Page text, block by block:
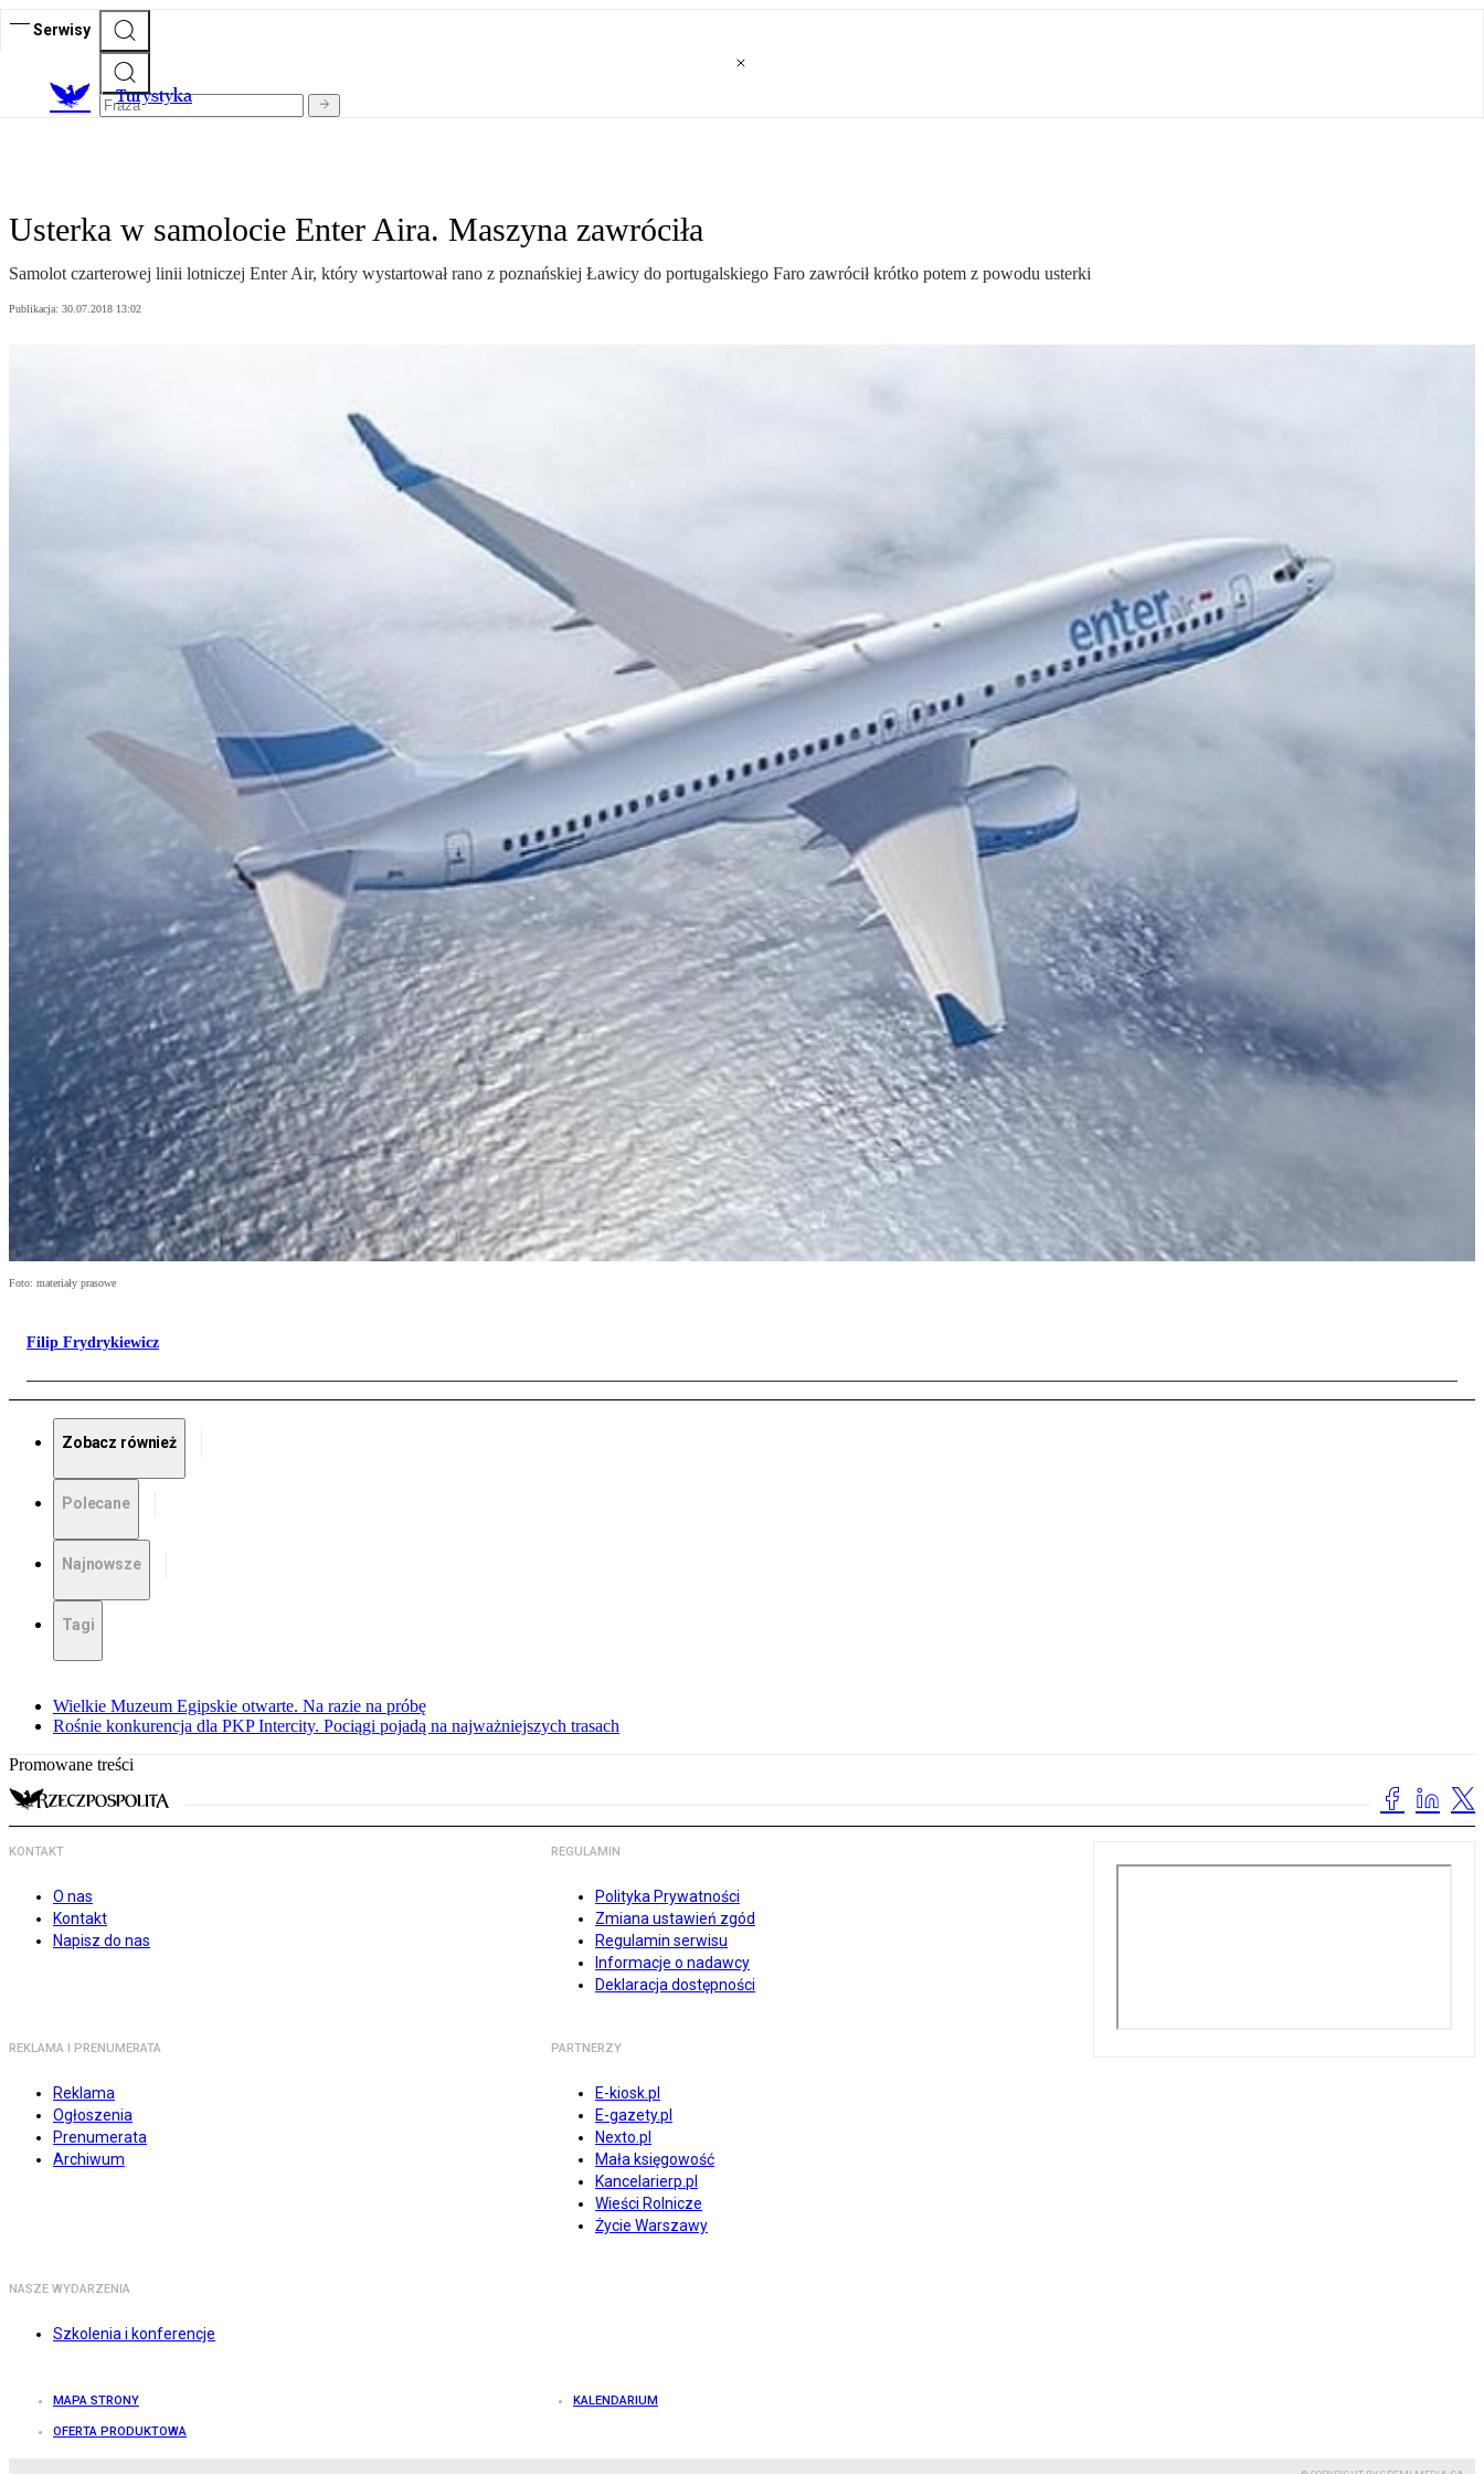
Serwisy
Turystyka
Usterka w samolocie Enter Aira. Maszyna zawróciła
Samolot czarterowej linii lotniczej Enter Air, który wystartował rano z poznańskiej Ławicy do portugalskiego Faro zawrócił krótko potem z powodu usterki
Publikacja: 30.07.2018 13:02
Foto: materiały prasowe
Filip Frydrykiewicz
Zobacz również
Polecane
Najnowsze
Tagi
Wielkie Muzeum Egipskie otwarte. Na razie na próbę
Rośnie konkurencja dla PKP Intercity. Pociągi pojadą na najważniejszych trasach
Promowane treści
KONTAKT
O nas
Kontakt
Napisz do nas
REGULAMIN
Polityka Prywatności
Zmiana ustawień zgód
Regulamin serwisu
Informacje o nadawcy
Deklaracja dostępności
REKLAMA I PRENUMERATA
Reklama
Ogłoszenia
Prenumerata
Archiwum
PARTNERZY
E-kiosk.pl
E-gazety.pl
Nexto.pl
Mała księgowość
Kancelarierp.pl
Wieści Rolnicze
Życie Warszawy
NASZE WYDARZENIA
Szkolenia i konferencje
MAPA STRONY KALENDARIUM
OFERTA PRODUKTOWA